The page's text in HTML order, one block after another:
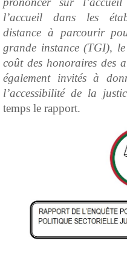
l’accueil dans les
distance à parcourir
grande instance (TGI),
coût des honoraires des
également invités à
l’accessibilité de la
temps le rapport.